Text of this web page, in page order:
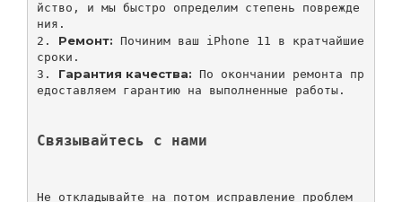
йство, и мы быстро определим степень поврежде
ния.
2. Ремонт: Починим ваш iPhone 11 в кратчайшие
сроки.
3. Гарантия качества: По окончании ремонта пр
едоставляем гарантию на выполненные работы.
Связывайтесь с нами
Не откладывайте на потом исправление проблем